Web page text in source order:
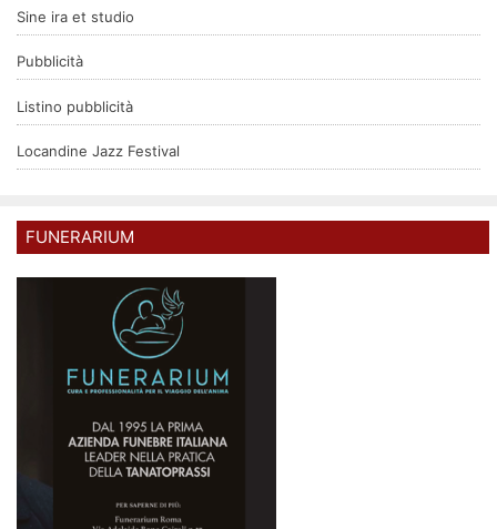
Sine ira et studio
Pubblicità
Listino pubblicità
Locandine Jazz Festival
FUNERARIUM